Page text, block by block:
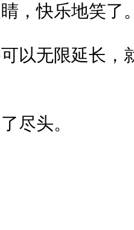
，快乐地笑了
以无限延长，
尽头。